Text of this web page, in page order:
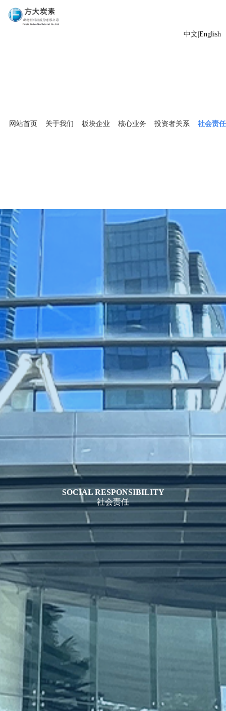
中文| English
网站首页 关于我们 板块企业 核心业务 投资者关系 社会责任
SOCIAL RESPONSIBILITY
社会责任